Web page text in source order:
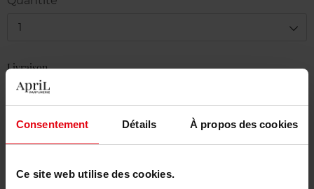
Consentement Détails À propos des cookies
Ce site web utilise des cookies.
1
Livraison
En stock
Retour gratuit dans votre magasin